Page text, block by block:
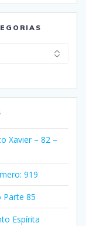
Xavier – 82 –
919
Parte 85
Espírita